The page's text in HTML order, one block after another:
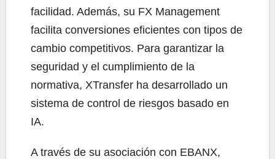
facilidad. Además, su FX Management
facilita conversiones eficientes con tipos de
cambio competitivos. Para garantizar la
seguridad y el cumplimiento de la
normativa, XTransfer ha desarrollado un
sistema de control de riesgos basado en
IA.
A través de su asociación con EBANX,